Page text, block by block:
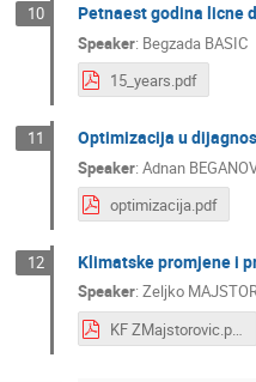
10 Petnaest godina licne
Speaker: Begzada BASIC
15_years.pdf
11 Optimizacija u
Speaker: Adnan
optimizacija.pdf
12 Klimatske promjene i
Speaker: Zeljko
KF ZMajstorovic.pdf